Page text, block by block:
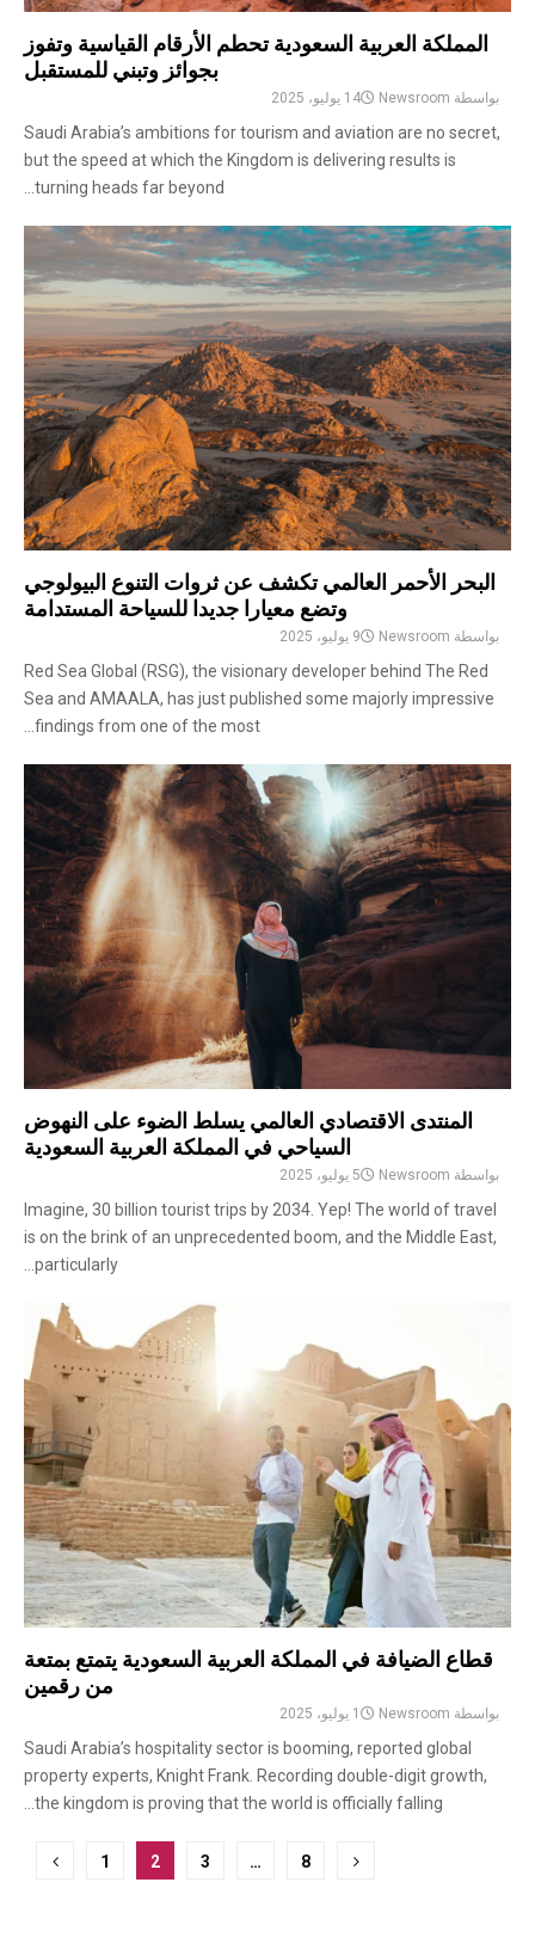
المملكة العربية السعودية تحطم الأرقام القياسية وتفوز
بجوائز وتبني للمستقبل
بواسطة Newsroom 14 يوليو، 2025
Saudi Arabia’s ambitions for tourism and aviation are no secret,
but the speed at which the Kingdom is delivering results is
turning heads far beyond...
البحر الأحمر العالمي تكشف عن ثروات التنوع البيولوجي
وتضع معيارا جديدا للسياحة المستدامة
بواسطة Newsroom 9 يوليو، 2025
Red Sea Global (RSG), the visionary developer behind The Red
Sea and AMAALA, has just published some majorly impressive
findings from one of the most...
المنتدى الاقتصادي العالمي يسلط الضوء على النهوض
السياحي في المملكة العربية السعودية
بواسطة Newsroom 5 يوليو، 2025
Imagine, 30 billion tourist trips by 2034. Yep! The world of travel
is on the brink of an unprecedented boom, and the Middle East,
particularly...
قطاع الضيافة في المملكة العربية السعودية يتمتع بمتعة
من رقمين
بواسطة Newsroom 1 يوليو، 2025
Saudi Arabia’s hospitality sector is booming, reported global
property experts, Knight Frank. Recording double-digit growth,
the kingdom is proving that the world is officially falling...
1 2 3 … 8